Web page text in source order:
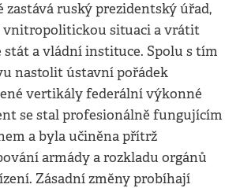
zastává ruský prezidentský úřad,
vnitropolitickou situaci a vrátit
a vládní instituce. Spolu s tím
nastolit ústavní pořádek
vertikály federální výkonné
se stal profesionálně fungujícím
a byla učiněna přítrž
armády a rozkladu orgánů
Zásadní změny probíhají